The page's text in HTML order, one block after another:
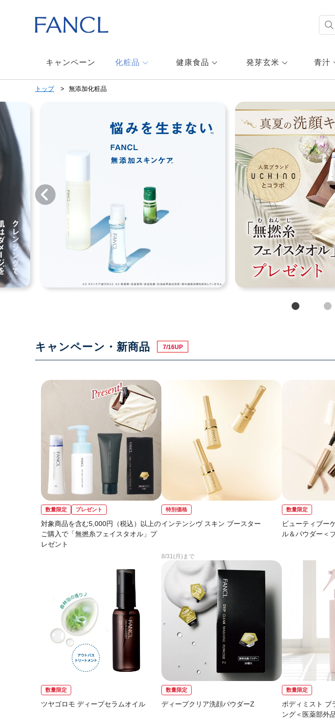
メ
ュ
ー
キャンペーン 化粧品 健康食品 発芽玄米 青汁
トップ 無添加化粧品
キャンペーン・新商品 7/16UP
数量限定 プレゼント
対象商品を含む5,000円（税込）以上の
ご購入で「無撚糸フェイスタオル」プ
レゼント
特別価格
インテンシヴ スキン ブースター
8/31(月)まで
数量限定
ビューティブー
ル＆パウダー＜
数量限定
ツヤゴロモ ディープセラムオイル
数量限定
ディープクリア洗顔パウダーZ
数量限定
ボディミスト ブ
ング＜医薬部外